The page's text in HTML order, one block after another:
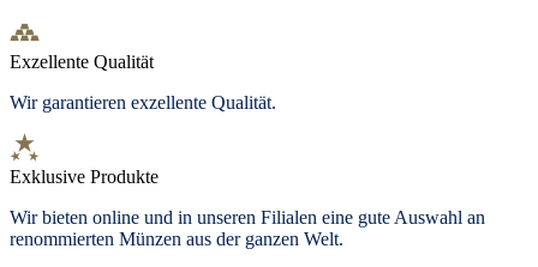
Exzellente Qualität
Wir garantieren exzellente Qualität.
Exklusive Produkte
Wir bieten online und in unseren Filialen eine gute Auswahl an
renommierten Münzen aus der ganzen Welt.